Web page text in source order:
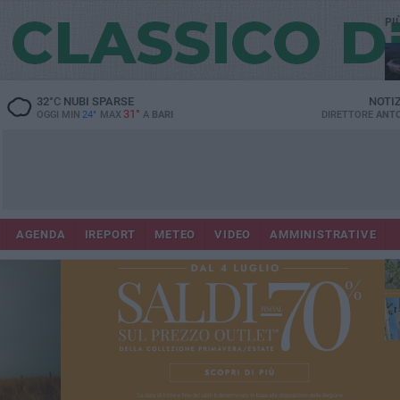
32°CNUBI SPARSE
OGGI MIN 24° MAX 31° A BARI DIRETTORE
AGENDA IREPORT METEO VIDEO AMMINISTRATIVE